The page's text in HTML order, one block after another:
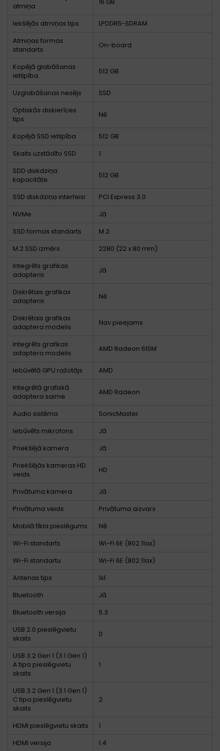
atmiņa
16 GB
Iekšējās atmiņas tips
LPDDR5-SDRAM
Atmiņas formas
standarts
On-board
Kopējā glabāšanas
ietilpība
512 GB
Uzglabāšanas nesējs
SSD
Optiskās diskierīces
tips
Nē
Kopējā SSD ietilpība
512 GB
Skaits uzstādīto SSD
1
SDD diskdziņa
kapacitāte
512 GB
SSD diskdziņa interfeisi
PCI Express 3.0
NVMe
Jā
SSD formas standarts
M.2
M.2 SSD izmērs
2280 (22 x 80 mm)
Integrēts grafikas
adapteris
Jā
Diskrētais grafikas
adapteris
Nē
Diskrētais grafikas
adaptera modelis
Nav pieejams
Integrēts grafikas
adaptera modelis
AMD Radeon 610M
Iebūvētā GPU ražotājs
AMD
Integrētā grafiskā
adaptera saime
AMD Radeon
Audio sistēma
SonicMaster
Iebūvēts mikrofons
Jā
Priekšējā kamera
Jā
Priekšējās kameras HD
veids
HD
Privātuma kamera
Jā
Privātuma veids
Privātuma aizvars
Mobilā tīkla pieslēgums
Nē
Wi-Fi standarts
Wi-Fi 6E (802.11ax)
Wi-Fi standartu
Wi-Fi 6E (802.11ax)
Antenas tips
1x1
Bluetooth
Jā
Bluetooth versija
5.3
USB 2.0 pieslēgvietu
skaits
0
USB 3.2 Gen 1 (3.1 Gen 1)
A tipa pieslēgvietu
skaits
1
USB 3.2 Gen 1 (3.1 Gen 1)
C tipa pieslēgvietu
skaits
2
HDMI pieslēgvietu skaits
1
HDMI versija
1.4